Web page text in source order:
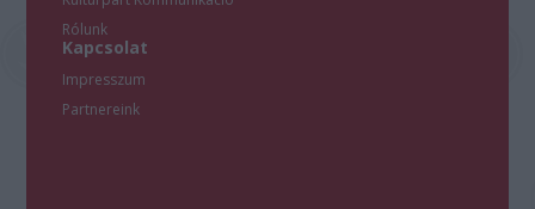
Rólunk
Kapcsolat
Impresszum
Partnereink